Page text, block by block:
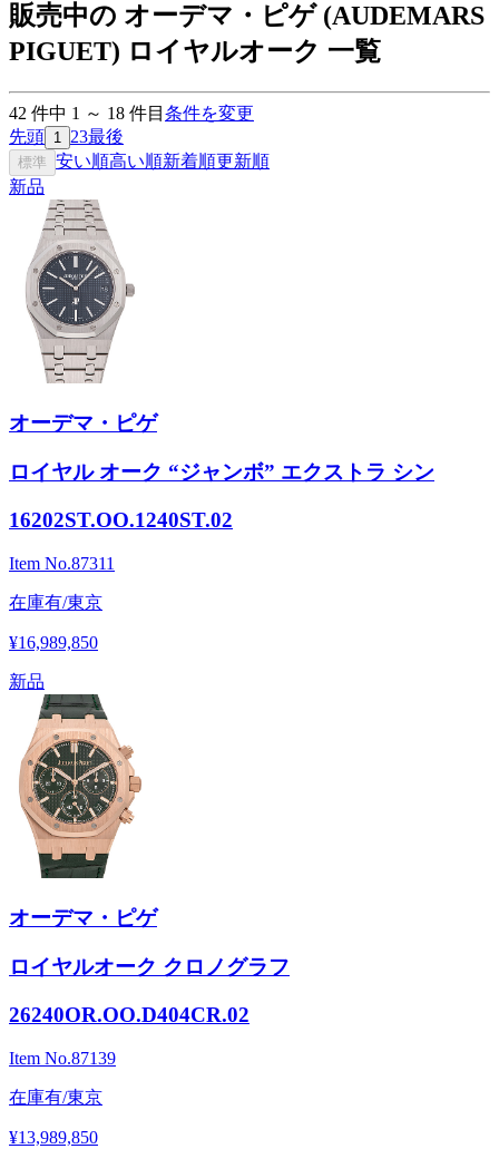
販売中の オーデマ・ピゲ (AUDEMARS
PIGUET) ロイヤルオーク 一覧
42 件中 1 ～ 18 件目 条件を変更
先頭 1 23最後
標準 安い順高い順新着順更新順
新品
オーデマ・ピゲ
ロイヤル オーク “ジャンボ” エクストラ シン
16202ST.OO.1240ST.02
Item No.87311
在庫有/東京
¥16,989,850
新品
オーデマ・ピゲ
ロイヤルオーク クロノグラフ
26240OR.OO.D404CR.02
Item No.87139
在庫有/東京
¥13,989,850